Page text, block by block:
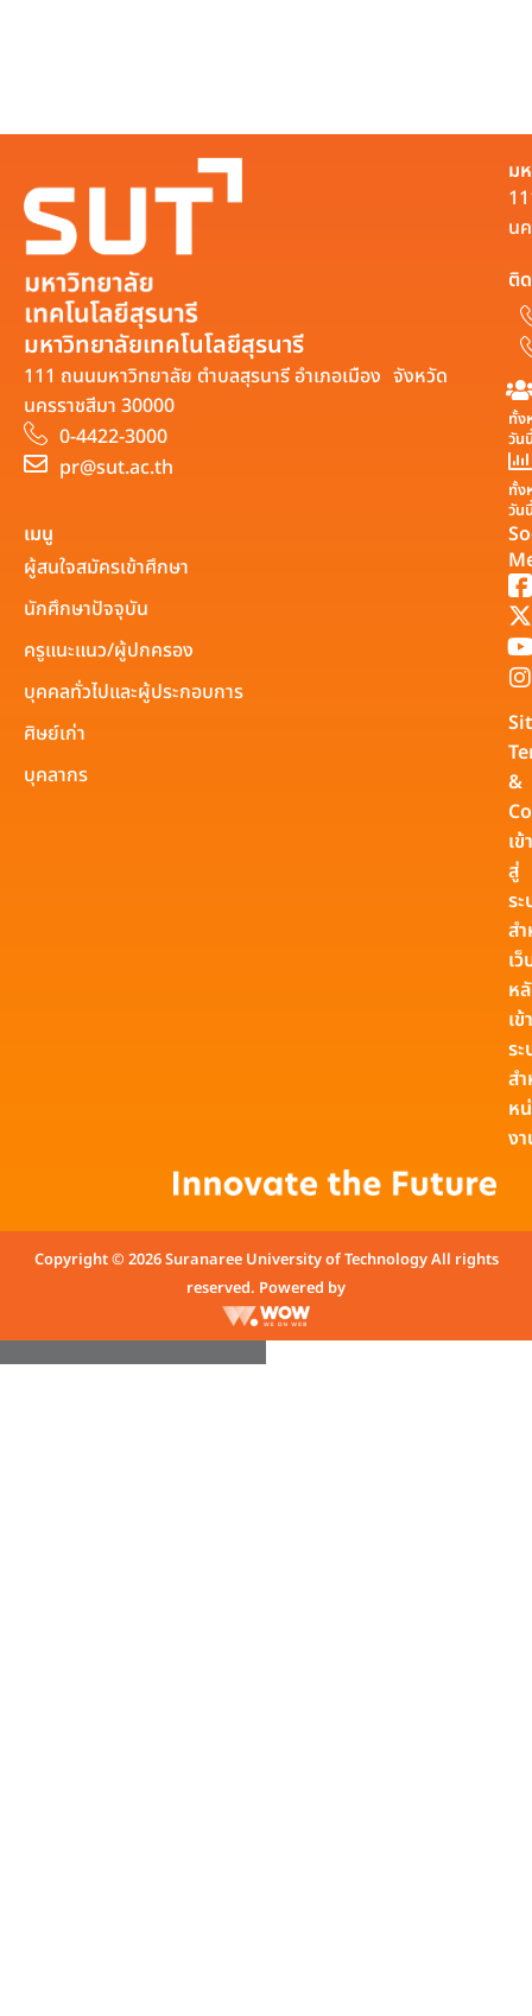
มหาวิทยาลัยเทคโนโลยีสุรนารี
111 ถนนมหาวิทยาลัย ตำบลสุรนารี อำเภอเมือง จังหวัด
นครราชสีมา 30000
0-4422-3000
pr@sut.ac.th
ม
น
ติ
ทั้ง
วัน
ทั้ง
วัน
เมนู
ผู้สนใจสมัครเข้าศึกษา
นักศึกษาปัจจุบัน
ครูแนะแนว/ผู้ปกครอง
บุคคลทั่วไปและผู้ประกอบการ
ศิษย์เก่า
บุคลากร
&
เข้า
สู่
ร
ส
เ
ห
เข้
ร
ส
ห
ง
Copyright © 2026 Suranaree University of Technology All rights
reserved. Powered by